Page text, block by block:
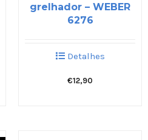
grelhador – WEBER
6276
Detalhes
€12,90